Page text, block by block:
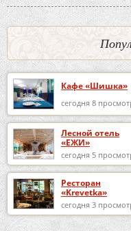
Кафе «Шишка»
сегодня 8
Лесной отель
«ЕЖИ»
сегодня 5
Ресторан
«Krevetka»
сегодня 3